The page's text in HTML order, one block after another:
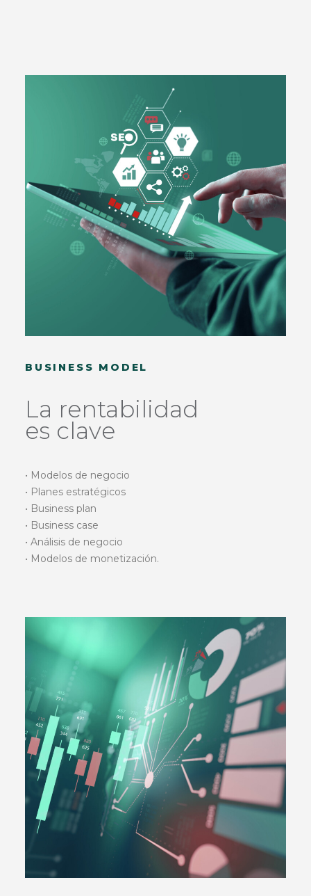
BUSINESS MODEL
La rentabilidad
es clave
• Modelos de negocio
• Planes estratégicos
• Business plan
• Business case
• Análisis de negocio
• Modelos de monetización.